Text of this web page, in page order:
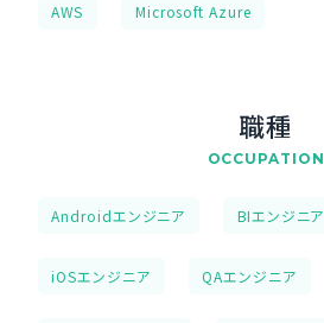
AWS Microsoft Azure
職種
OCCUPATION
Androidエンジニア BIエンジニア
iOSエンジニア QAエンジニア